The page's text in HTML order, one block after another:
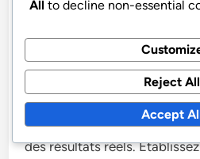
de 1 à 2 %, il est prudent de
irréalistes.
Utilisez des outils d’analyse
performances et ajustez
des résultats réels.
All to decline non-essential
Reject All
Accept